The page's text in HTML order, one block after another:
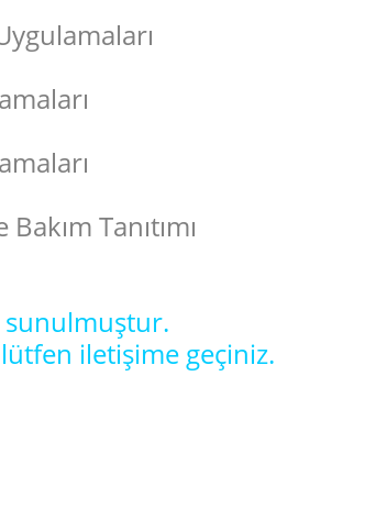
Tanıtımı
sunulmuştur.
iletişime geçiniz.